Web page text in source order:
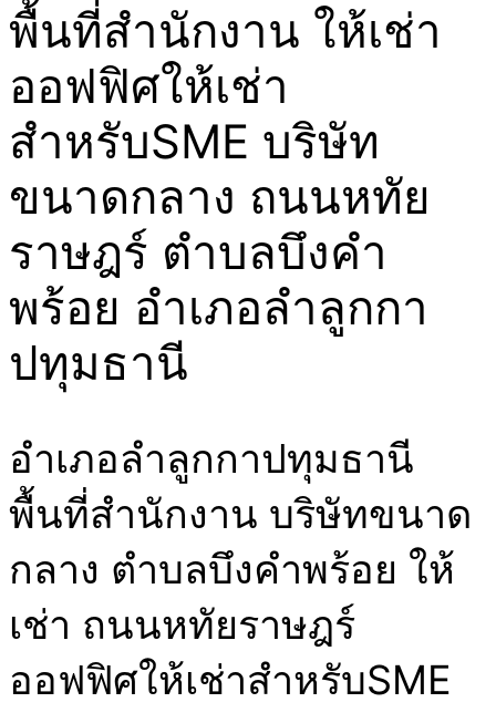
พื้นที่สำนักงาน ให้เช่า
ออฟฟิศให้เช่า
สำหรับSME บริษัท
ขนาดกลาง ถนนหทัย
ราษฎร์ ตำบลบึงคำ
พร้อย อำเภอลำลูกกา
ปทุมธานี
อำเภอลำลูกกาปทุมธานี
พื้นที่สำนักงาน บริษัทขนาด
กลาง ตำบลบึงคำพร้อย ให้
เช่า ถนนหทัยราษฎร์
ออฟฟิศให้เช่าสำหรับSME